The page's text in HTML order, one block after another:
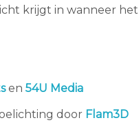
krijgt in wanneer
en 54U Media
door Flam3D